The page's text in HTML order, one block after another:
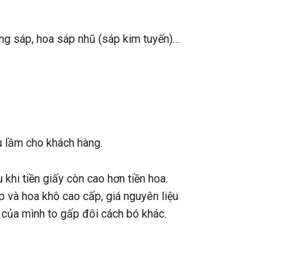
sáp, hoa sáp nhũ (sáp kim tuyến)…
cho khách hàng.
tiền giấy còn cao hơn tiền hoa.
hoa khô cao cấp, giá nguyên liệu
mình to gấp đôi cách bó khác.